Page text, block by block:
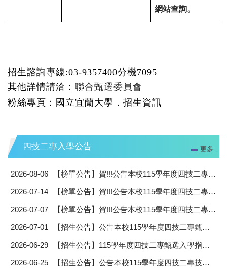
網站查詢。
招生諮詢專線:03-9357400分機7095
其他詳情請洽： 聯合甄選委員會
粉絲專頁： 國立宜蘭大學．招生資訊
四技二專入學公告
2026-08-06 【榜單公告】賀!!!公告本校115學年度四技二專聯合登記分發名單
2026-07-14 【榜單公告】賀!!!公告本校115學年度四技二專甄選入學招生「分發名單」
2026-07-07 【榜單公告】賀!!!公告本校115學年度四技二專技優甄審入學招生「分發名單」
2026-07-01 【招生公告】公告本校115學年度四技二專甄選入學正取生及備取生名單
2026-06-29 【招生公告】115學年度四技二專甄選入學指定項目甄選總成績
2026-06-25 【招生公告】公告本校115學年度四技二專技優甄審入學正取生及備取生名單
更多...